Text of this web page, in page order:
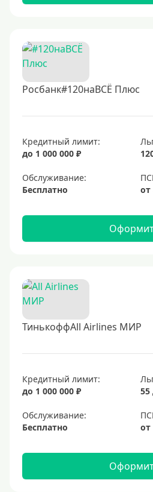
Росбанк#120наВСЁ Плюс
Кредитный лимит:
до 1 000 000 ₽
Обслуживание:
Бесплатно
ТинькоффAll Airlines МИР
Кредитный лимит:
до 1 000 000 ₽
55
Обслуживание:
Бесплатно